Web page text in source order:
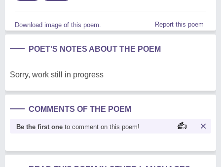
Download image of this poem. Report this poem
POET'S NOTES ABOUT THE POEM
Sorry, work still in progress
COMMENTS OF THE POEM
Be the first one to comment on this poem!